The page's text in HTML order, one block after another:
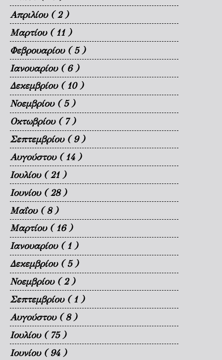
Απριλίου ( 2 )
Μαρτίου ( 11 )
Φεβρουαρίου ( 5 )
Ιανουαρίου ( 6 )
Δεκεμβρίου ( 10 )
Νοεμβρίου ( 5 )
Οκτωβρίου ( 7 )
Σεπτεμβρίου ( 9 )
Αυγούστου ( 14 )
Ιουλίου ( 21 )
Ιουνίου ( 28 )
Μαΐου ( 8 )
Μαρτίου ( 16 )
Ιανουαρίου ( 1 )
Δεκεμβρίου ( 5 )
Νοεμβρίου ( 2 )
Σεπτεμβρίου ( 1 )
Αυγούστου ( 8 )
Ιουλίου ( 75 )
Ιουνίου ( 94 )